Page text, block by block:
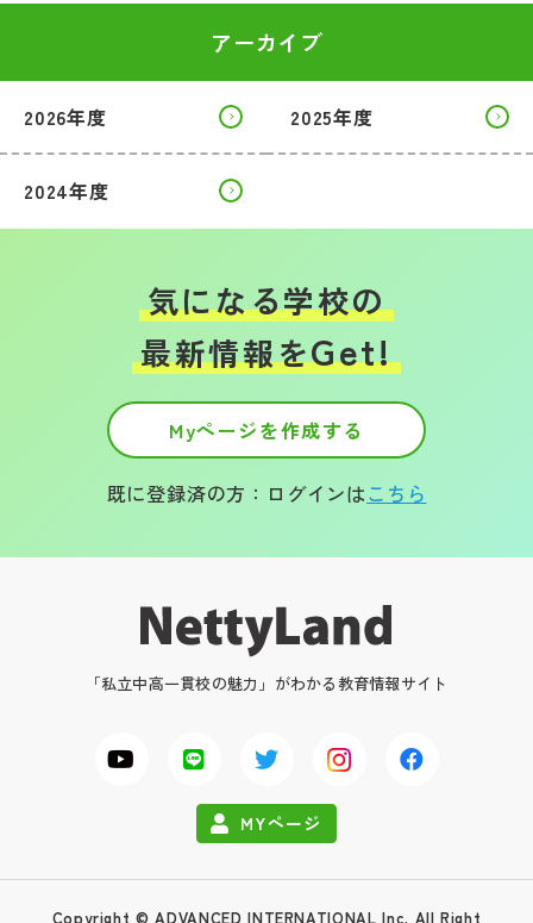
アーカイブ
2026年度 2025年度
2024年度
気になる学校の
最新情報をGet!
Myページを作成する
既に登録済の方：ログインはこちら
「私立中高一貫校の魅力」がわかる教育情報サイト
MYページ
Copyright © ADVANCED INTERNATIONAL Inc. All Right